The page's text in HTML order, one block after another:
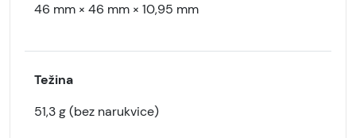
46 mm × 46 mm × 10,95 mm
Težina
51,3 g (bez narukvice)